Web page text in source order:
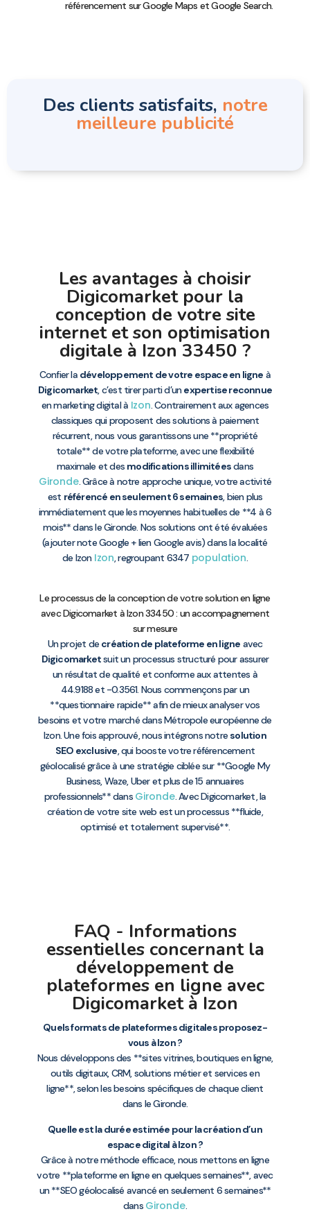
référencement sur Google Maps et Google Search.
Des clients satisfaits, notre
meilleure publicité
Les avantages à choisir
Digicomarket pour la
conception de votre site
internet et son optimisation
digitale à Izon 33450 ?
Confier la développement de votre espace en ligne à
Digicomarket, c’est tirer parti d’unexpertise reconnue
en marketing digital à Izon. Contrairement aux agences
classiques qui proposent des solutions à paiement
récurrent, nous vous garantissons une **propriété
totale** de votre plateforme, avec une flexibilité
maximale et des modifications illimitéesdans
Gironde. Grâce à notre approche unique, votre activité
est référencé en seulement 6 semaines, bien plus
immédiatement que les moyennes habituelles de **4 à 6
mois** dans le Gironde. Nos solutions ont été évaluées
(ajouter note Google + lien Google avis) dans la localité
de Izon Izon, regroupant 6347 population.
Le processus de la conception de votre solution en ligne
avec Digicomarket à Izon 33450 : un accompagnement
sur mesure
Un projet de création de plateforme en ligne avec
Digicomarketsuit un processus structuré pour assurer
un résultat de qualité et conforme aux attentes à
44.9188 et -0.3561. Nous commençons par un
**questionnaire rapide** afin de mieux analyser vos
besoins et votre marché dans Métropole européenne de
Izon. Une fois approuvé, nous intégrons notre solution
SEO exclusive, qui booste votre référencement
géolocalisé grâce à une stratégie ciblée sur **Google My
Business, Waze, Uber et plus de 15 annuaires
professionnels** dans Gironde. Avec Digicomarket, la
création de votre site web est un processus **fluide,
optimisé et totalement supervisé**.
FAQ - Informations
essentielles concernant la
développement de
plateformes en ligne avec
Digicomarket à Izon
Quels formats de plateformes digitales proposez-
vous à Izon ?
Nous développons des **sites vitrines, boutiques en ligne,
outils digitaux, CRM, solutions métier et services en
ligne**, selon les besoins spécifiques de chaque client
dans le Gironde.
Quelle est la durée estimée pour la création d’un
espace digital à Izon ?
Grâce à notre méthode efficace, nous mettons en ligne
votre **plateforme en ligne en quelques semaines**, avec
un **SEO géolocalisé avancé en seulement 6 semaines**
dans Gironde.